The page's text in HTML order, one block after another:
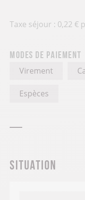
Taxe séjour : 0,22 €
Modes de paiement
Virement
Espèces
Situation